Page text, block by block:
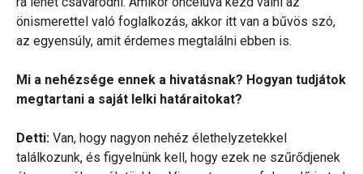
önismerettel való foglalkozás, akkor itt van a bűvös szó,
az egyensúly, amit érdemes megtalálni ebben is.
Mi a nehézsége ennek a hivatásnak? Hogyan tudjátok
megtartani a saját lelki határaitokat?
Detti: Van, hogy nagyon nehéz élethelyzetekkel
találkozunk, és figyelnünk kell, hogy ezek ne szűrődjenek